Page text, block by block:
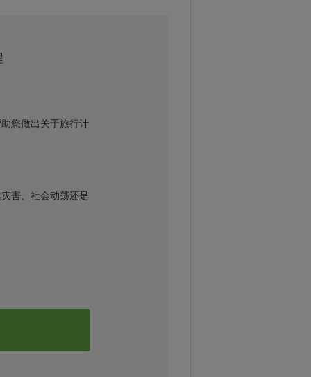
您做出关于旅行计
害、社会动荡还是